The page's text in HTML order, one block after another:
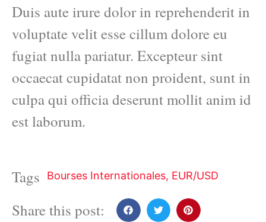
Duis aute irure dolor in reprehenderit in
voluptate velit esse cillum dolore eu
fugiat nulla pariatur. Excepteur sint
occaecat cupidatat non proident, sunt in
culpa qui officia deserunt mollit anim id
est laborum.
Tags Bourses Internationales, EUR/USD
Share this post: